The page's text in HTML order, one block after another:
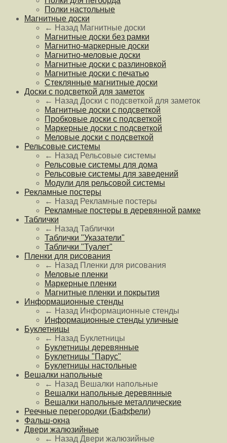
Полки настольные
Магнитные доски
← Назад Магнитные доски
Магнитные доски без рамки
Магнитно-маркерные доски
Магнитно-меловые доски
Магнитные доски с разлиновкой
Магнитные доски с печатью
Стеклянные магнитные доски
Доски с подсветкой для заметок
← Назад Доски с подсветкой для заметок
Магнитные доски с подсветкой
Пробковые доски с подсветкой
Маркерные доски с подсветкой
Меловые доски с подсветкой
Рельсовые системы
← Назад Рельсовые системы
Рельсовые системы для дома
Рельсовые системы для заведений
Модули для рельсовой системы
Рекламные постеры
← Назад Рекламные постеры
Рекламные постеры в деревянной рамке
Таблички
← Назад Таблички
Таблички "Указатели"
Таблички "Туалет"
Пленки для рисования
← Назад Пленки для рисования
Меловые пленки
Маркерные пленки
Магнитные пленки и покрытия
Информационные стенды
← Назад Информационные стенды
Информационные стенды уличные
Буклетницы
← Назад Буклетницы
Буклетницы деревянные
Буклетницы "Парус"
Буклетницы настольные
Вешалки напольные
← Назад Вешалки напольные
Вешалки напольные деревянные
Вешалки напольные металлические
Реечные перегородки (Баффели)
Фальш-окна
Двери жалюзийные
← Назад Двери жалюзийные